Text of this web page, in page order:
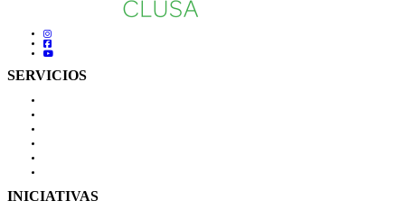
SERVICIOS
INICIATIVAS